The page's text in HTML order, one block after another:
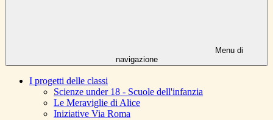
Menu di
navigazione
I progetti delle classi
Scienze under 18 - Scuole dell'infanzia
Le Meraviglie di Alice
Iniziative Via Roma